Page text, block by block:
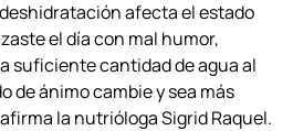
afecta el estado
el día con mal humor,
suficiente cantidad de agua al
de ánimo cambie y sea más
la nutrióloga Sigrid Raquel.